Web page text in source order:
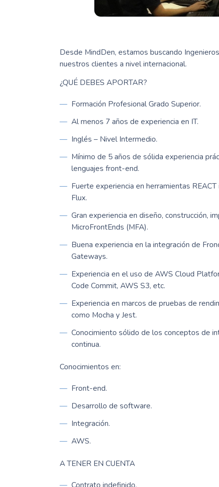
Desde MindDen, estamos buscando
nuestros clientes a nivel internacional.
¿QUÉ DEBES APORTAR?
Formación Profesional Grado Superior.
Al menos 7 años de experiencia en IT.
Inglés – Nivel Intermedio.
Mínimo de 5 años de sólida experiencia
lenguajes front-end.
Fuerte experiencia en herramientas
Flux.
Gran experiencia en diseño, construcción,
MicroFrontEnds (MFA).
Buena experiencia en la integración de
Gateways.
Experiencia en el uso de AWS Cloud
Code Commit, AWS S3, etc.
Experiencia en marcos de pruebas de
como Mocha y Jest.
Conocimiento sólido de los conceptos de
continua.
Conocimientos en:
Front-end.
Desarrollo de software.
Integración.
AWS.
A TENER EN CUENTA
Contrato indefinido.